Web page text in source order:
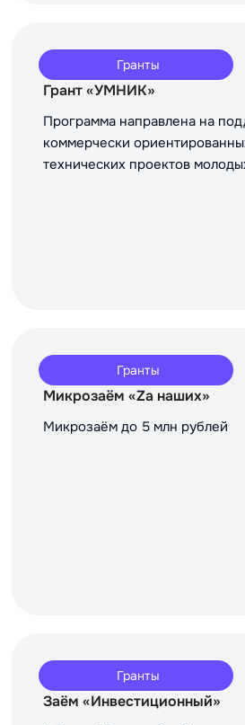
Гранты
Грант «УМНИК»
Программа направлена на
коммерчески
технических проектов
Гранты
Микрозаём «Za наших»
Микрозаём до 5 млн рублей
Гранты
Заём «Инвестиционный»